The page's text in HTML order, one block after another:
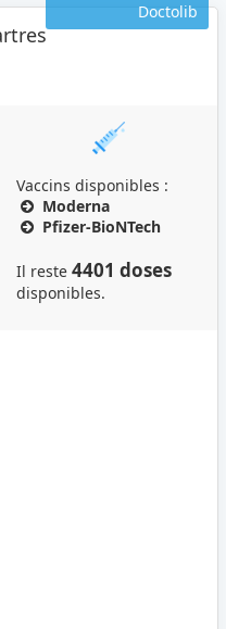
Doctolib
Vaccins disponibles :
Moderna
Pfizer-BioNTech
Il reste4401 doses
disponibles.